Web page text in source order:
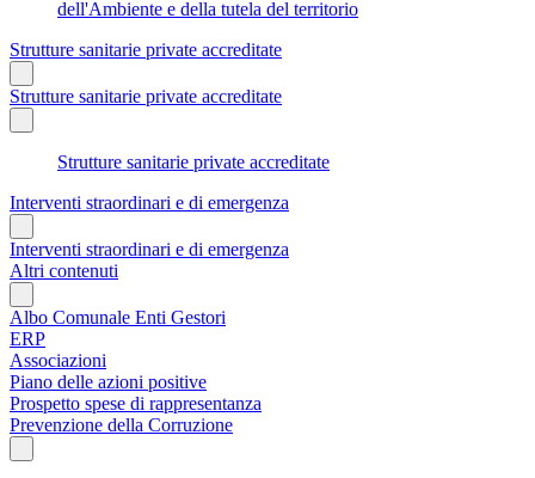
dell'Ambiente e della tutela del territorio
Strutture sanitarie private accreditate
Strutture sanitarie private accreditate
Strutture sanitarie private accreditate
Interventi straordinari e di emergenza
Interventi straordinari e di emergenza
Altri contenuti
Albo Comunale Enti Gestori
ERP
Associazioni
Piano delle azioni positive
Prospetto spese di rappresentanza
Prevenzione della Corruzione